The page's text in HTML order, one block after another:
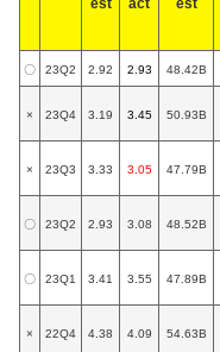
est act est
〇 23Q2 2.92 2.93 48.42B
× 23Q4 3.19 3.45 50.93B
× 23Q3 3.33 3.05 47.79B
〇 23Q2 2.93 3.08 48.52B
〇 23Q1 3.41 3.55 47.89B
× 22Q4 4.38 4.09 54.63B